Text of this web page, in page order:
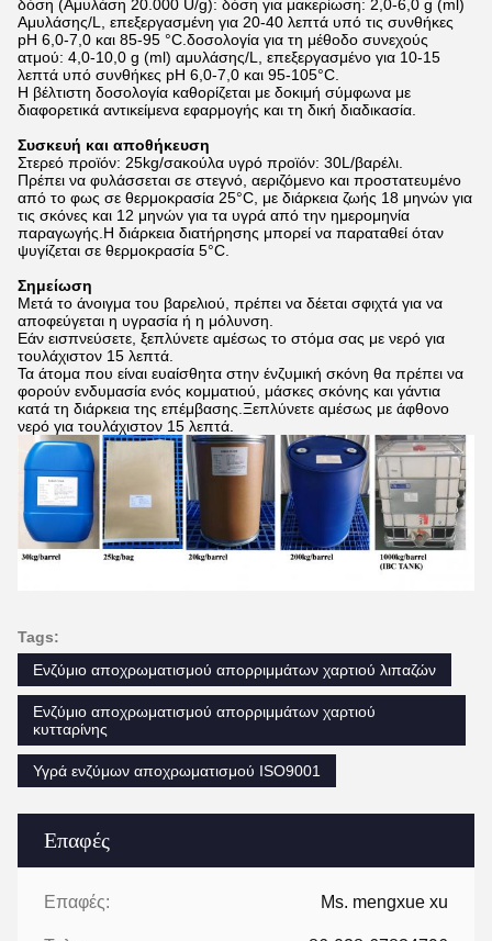
Επαφές
Επαφές: Ms. mengxue xu
δόση (Αμυλάση 20.000 U/g): δόση για μακερίωση: 2,0-6,0 g (ml)
Αμυλάσης/L, επεξεργασμένη για 20-40 λεπτά υπό τις συνθήκες
pH 6,0-7,0 και 85-95 °C.δοσολογία για τη μέθοδο συνεχούς
ατμού: 4,0-10,0 g (ml) αμυλάσης/L, επεξεργασμένο για 10-15
λεπτά υπό συνθήκες pH 6,0-7,0 και 95-105°C.
Η βέλτιστη δοσολογία καθορίζεται με δοκιμή σύμφωνα με
διαφορετικά αντικείμενα εφαρμογής και τη δική διαδικασία.
Συσκευή και αποθήκευση
Στερεό προϊόν: 25kg/σακούλα υγρό προϊόν: 30L/βαρέλι.
Πρέπει να φυλάσσεται σε στεγνό, αεριζόμενο και προστατευμένο
από το φως σε θερμοκρασία 25°C, με διάρκεια ζωής 18 μηνών για
τις σκόνες και 12 μηνών για τα υγρά από την ημερομηνία
παραγωγής.Η διάρκεια διατήρησης μπορεί να παραταθεί όταν
ψυγίζεται σε θερμοκρασία 5°C.
Σημείωση
Μετά το άνοιγμα του βαρελιού, πρέπει να δέεται σφιχτά για να
αποφεύγεται η υγρασία ή η μόλυνση.
Εάν εισπνεύσετε, ξεπλύνετε αμέσως το στόμα σας με νερό για
τουλάχιστον 15 λεπτά.
Τα άτομα που είναι ευαίσθητα στην ένζυμική σκόνη θα πρέπει να
φορούν ενδυμασία ενός κομματιού, μάσκες σκόνης και γάντια
κατά τη διάρκεια της επέμβασης.Ξεπλύνετε αμέσως με άφθονο
νερό για τουλάχιστον 15 λεπτά.
Tags:
Ενζύμιο αποχρωματισμού απορριμμάτων χαρτιού λιπαζών
Ενζύμιο αποχρωματισμού απορριμμάτων χαρτιού
κυτταρίνης
Υγρά ενζύμων αποχρωματισμού ISO9001